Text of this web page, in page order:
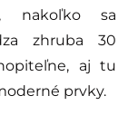
nakoľko sa
zhruba 30
aj tu
prvky.